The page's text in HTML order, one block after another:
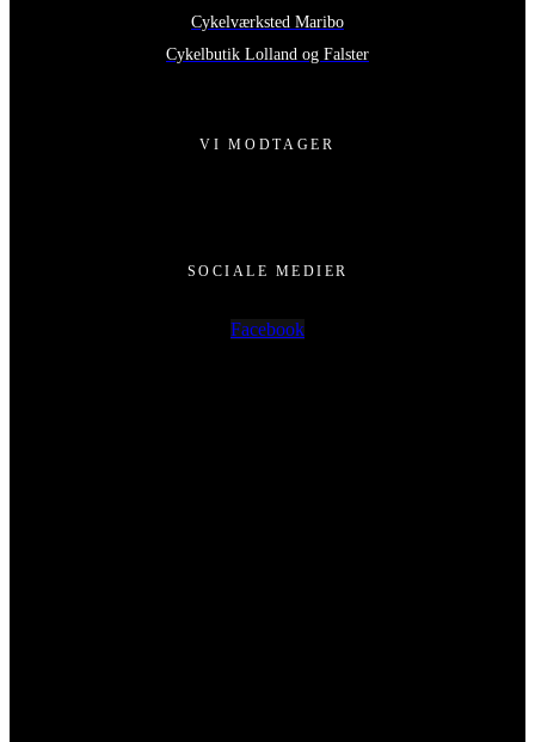
Cykelværksted Maribo
Cykelbutik Lolland og Falster
VI MODTAGER
SOCIALE MEDIER
Facebook